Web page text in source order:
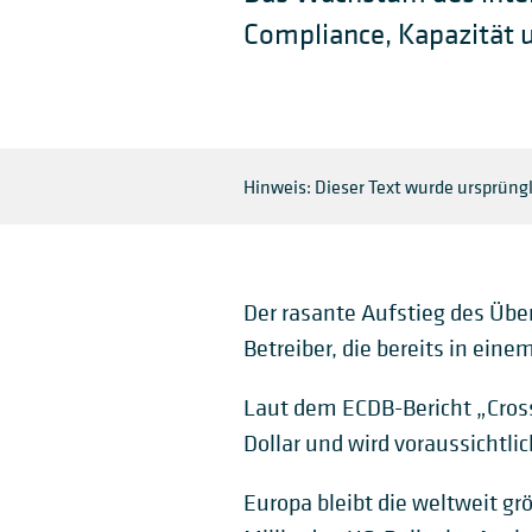
Compliance, Kapazität
Hinweis: Dieser Text wurde
Der rasante Aufstieg des
Betreiber, die bereits in
Laut dem ECDB-Bericht
Dollar und wird
Europa bleibt die weltweit